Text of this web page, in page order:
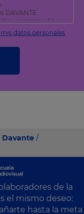
DAVANTE
y prospección
sus datos, así
nuestra
datos personales
Davante /
de la
el mismo deseo:
hasta la meta